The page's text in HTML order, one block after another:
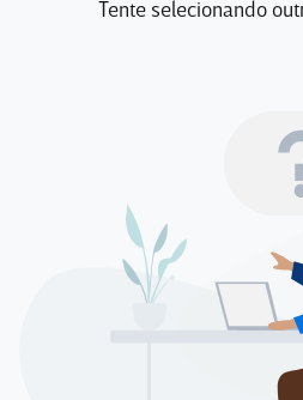
Tente selecionando